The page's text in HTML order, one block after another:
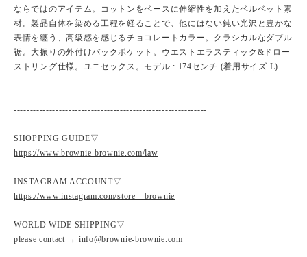
ならではのアイテム。コットンをベースに伸縮性を加えたベルベット素
材。製品自体を染める工程を経ることで、他にはない鈍い光沢と豊かな
表情を纏う、高級感を感じるチョコレートカラー。クラシカルなダブル
裾。大振りの外付けバックポケット。ウエストエラスティック&ドロー
ストリング仕様。ユニセックス。モデル : 174センチ (着用サイズ L)
------------------------------------------------------------
SHOPPING GUIDE▽
https://www.brownie-brownie.com/law
INSTAGRAM ACCOUNT▽
https://www.instagram.com/store__brownie
WORLD WIDE SHIPPING▽
please contact → info@brownie-brownie.com